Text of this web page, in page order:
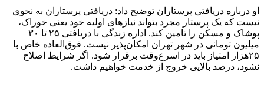
نیست که یک پرستار مجرد بتواند نیازهای اولیه خود یعنی خوراک،
پوشاک و مسکن را تامین کند. اداره زندگی با دریافتی ۲۵ تا ۳۰
میلیون تومانی در شهر تهران امکان‌پذیر نیست. فوق‌العاده خاص با
۲۵هزار امتیاز باید در اسرع‌وقت برقرار شود. اگر شرایط اصلاح
نشود، درصد بالایی خروج از خدمت خواهیم‌ داشت.